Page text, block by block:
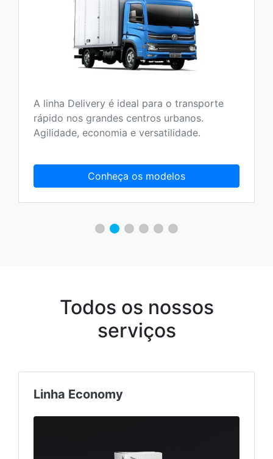
A linha Delivery é ideal para o transporte
rápido nos grandes centros urbanos.
Agilidade, economia e versatilidade.
Conheça os modelos
Todos os nossos
serviços
Linha Economy